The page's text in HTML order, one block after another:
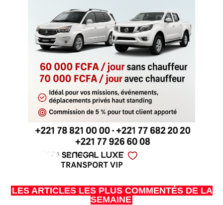
LES ARTICLES LES PLUS COMMENTÉS DE LA
SEMAINE